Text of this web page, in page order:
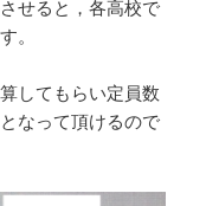
せると，各高校で
。
してもらい定員数
なって頂けるので